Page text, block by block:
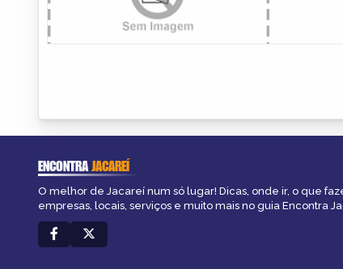
ENCONTRAJACAREÍ
O melhor de Jacareí num só lugar! Dicas, onde ir, o que
empresas, locais, serviços e muito mais no guia Encontra